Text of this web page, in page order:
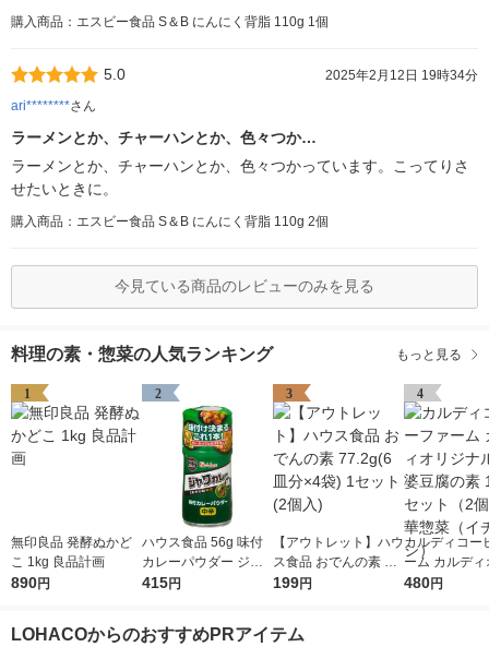
購入商品：エスビー食品 S＆B にんにく背脂 110g 1個
5.0
2025年2月12日 19時34分
ari********さん
ラーメンとか、チャーハンとか、色々つか…
ラーメンとか、チャーハンとか、色々つかっています。こってりさ
せたいときに。
購入商品：エスビー食品 S＆B にんにく背脂 110g 2個
今見ている商品のレビューのみを見る
料理の素・惣菜の人気ランキング もっと見る
1
無印良品 発酵ぬかど
こ 1kg 良品計画
890円
2
ハウス食品 56g 味付
カレーパウダー ジャ
ワカレー味 1個 【お
415円
3
【アウトレット】ハウ
ス食品 おでんの素 77.
2g(6皿分×4袋) 1セッ
199円
4
カルディコー
ーム カルデ
ナル 黒麻婆豆
480円
LOHACOからのおすすめPRアイテム